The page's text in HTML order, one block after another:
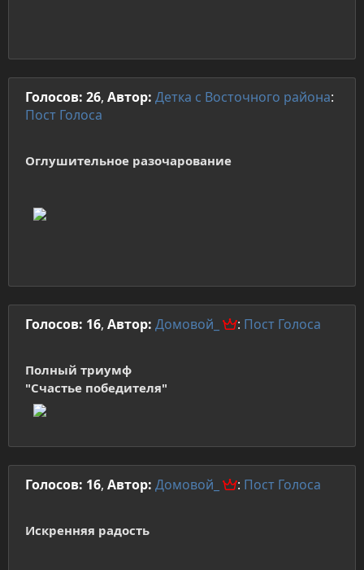
Голосов: 26, Автор: Детка с Восточного района:
Пост Голоса
Оглушительное разочарование
Голосов: 16, Автор: Домовой_ : Пост Голоса
Полный триумф
"Счастье победителя"
Голосов: 16, Автор: Домовой_ : Пост Голоса
Искренняя радость